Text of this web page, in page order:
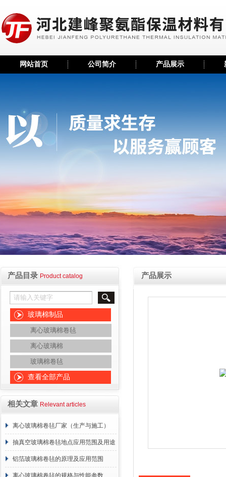
网站首页 公司简介 产品展示
产品目录 Product catalog
玻璃棉制品
离心玻璃棉卷毡
离心玻璃棉
玻璃棉卷毡
查看全部产品
相关文章 Relevant articles
离心玻璃棉卷毡厂家（生产与施工）
抽真空玻璃棉卷毡地点应用范围及用途
说明
铝箔玻璃棉卷毡的原理及应用范围
离心玻璃棉卷毡的规格与性能参数
产品展示